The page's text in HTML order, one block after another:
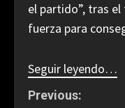
el partido”, tras
fuerza para
Seguir leyendo…
C
Previous: